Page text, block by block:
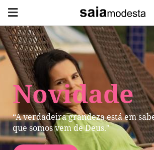
Novidade
“A verdadeira grandeza está em
que somos vem de Deus."